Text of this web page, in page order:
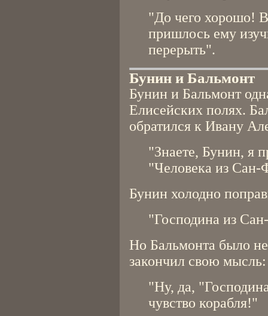
"До чего хорошо!
пришлось ему
перерыть".
Бунин и Бальмонт
Бунин и Бальмонт
Елисейских полях.
обратился к Ивану
"Знаете, Бунин, я
"Человека из Сан-
Бунин холодно
"Господина из
Но Бальмонта было
закончил свою мысль:
"Ну, да,
чувство корабля!"